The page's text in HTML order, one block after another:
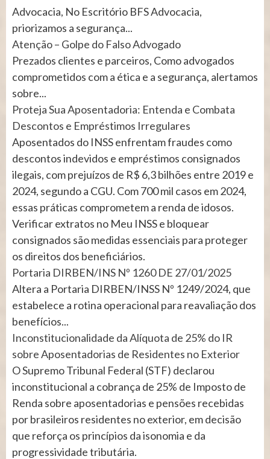
Advocacia, No Escritório BFS Advocacia,
priorizamos a segurança...
Atenção – Golpe do Falso Advogado
Prezados clientes e parceiros, Como advogados
comprometidos com a ética e a segurança, alertamos
sobre...
Proteja Sua Aposentadoria: Entenda e Combata
Descontos e Empréstimos Irregulares
Aposentados do INSS enfrentam fraudes como
descontos indevidos e empréstimos consignados
ilegais, com prejuízos de R$ 6,3 bilhões entre 2019 e
2024, segundo a CGU. Com 700 mil casos em 2024,
essas práticas comprometem a renda de idosos.
Verificar extratos no Meu INSS e bloquear
consignados são medidas essenciais para proteger
os direitos dos beneficiários.
Portaria DIRBEN/INS Nº 1260 DE 27/01/2025
Altera a Portaria DIRBEN/INSS Nº 1249/2024, que
estabelece a rotina operacional para reavaliação dos
benefícios...
Inconstitucionalidade da Alíquota de 25% do IR
sobre Aposentadorias de Residentes no Exterior
O Supremo Tribunal Federal (STF) declarou
inconstitucional a cobrança de 25% de Imposto de
Renda sobre aposentadorias e pensões recebidas
por brasileiros residentes no exterior, em decisão
que reforça os princípios da isonomia e da
progressividade tributária.